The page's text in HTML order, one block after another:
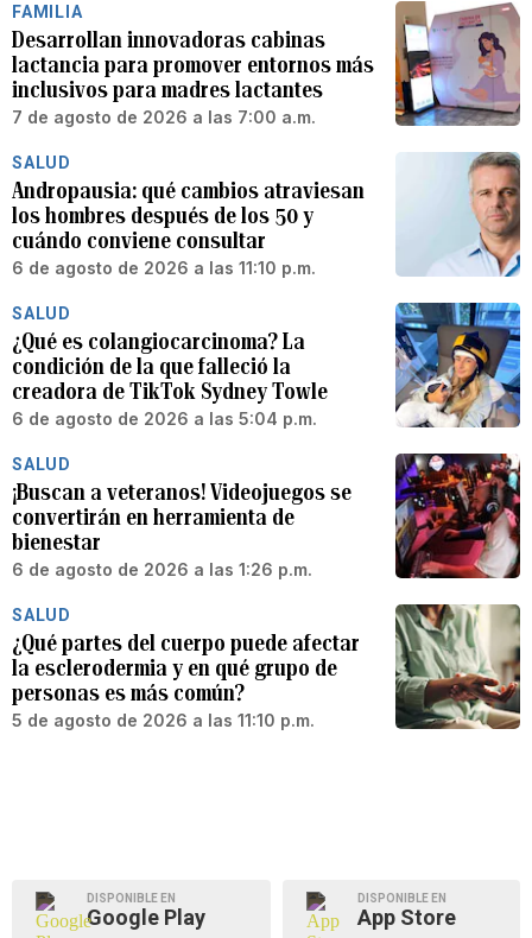
FAMILIA
Desarrollan innovadoras cabinas
lactancia para promover entornos más
inclusivos para madres lactantes
7 de agosto de 2026 a las 7:00 a.m.
SALUD
Andropausia: qué cambios atraviesan
los hombres después de los 50 y
cuándo conviene consultar
6 de agosto de 2026 a las 11:10 p.m.
SALUD
¿Qué es colangiocarcinoma? La
condición de la que falleció la
creadora de TikTok Sydney Towle
6 de agosto de 2026 a las 5:04 p.m.
SALUD
¡Buscan a veteranos! Videojuegos se
convertirán en herramienta de
bienestar
6 de agosto de 2026 a las 1:26 p.m.
SALUD
¿Qué partes del cuerpo puede afectar
la esclerodermia y en qué grupo de
personas es más común?
5 de agosto de 2026 a las 11:10 p.m.
DISPONIBLE EN
Google Play
DISPONIBLE EN
App Store